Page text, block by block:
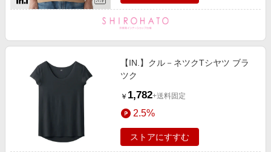
【IN.】クル－ネツクTシヤツ ブラ
ツク
￥ 1,782+送料固定
2.5%
ストアにすすむ